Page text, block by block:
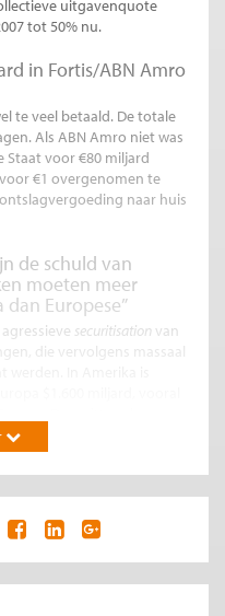
uitgavenquote
tot 50% nu.
in Fortis/ABN Amro
te veel betaald. De totale
Als ABN Amro niet was
Staat voor €80 miljard
€1 overgenomen te
naar huis
de schuld van
moeten meer
Europese”
securitisation van
die vervolgens massaal
goed markt. Amerikaanse
Europese bankiers
Standard & Poors en
belangenconflict, maar
kredietwaardigheid.
Bush en de
het programma